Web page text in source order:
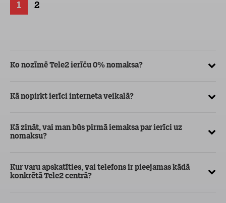
1 2
Ko nozīmē Tele2 ierīču 0% nomaksa?
Kā nopirkt ierīci interneta veikalā?
Kā zināt, vai man būs pirmā iemaksa par ierīci uz
nomaksu?
Kur varu apskatīties, vai telefons ir pieejamas kādā
konkrētā Tele2 centrā?